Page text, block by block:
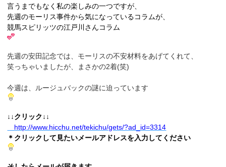
言うまでもなく私の楽しみの一つですが、
先週のモーリス事件から気になっているコラムが、
競馬スピリッツの江戸川さんコラム
先週の安田記念では、モーリスの不安材料をあげてくれて、
笑っちゃいましたが、まさかの2着(笑)
今週は、ルージュバックの謎に迫っています
↓↓クリック↓↓
http://www.hicchu.net/tekichu/gets/?ad_id=3314
＊クリックして見たいメールアドレスを入力してください